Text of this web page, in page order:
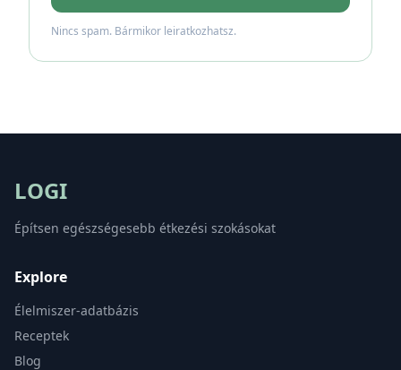
Nincs spam. Bármikor leiratkozhatsz.
LOGI
Építsen egészségesebb étkezési szokásokat
Explore
Élelmiszer-adatbázis
Receptek
Blog